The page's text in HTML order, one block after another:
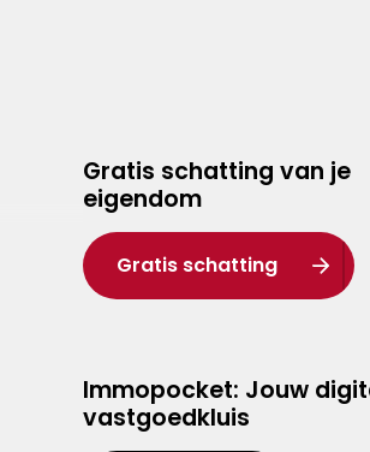
Gratis schatting van je
eigendom
Gratis schatting
Immopocket: Jouw
vastgoedkluis